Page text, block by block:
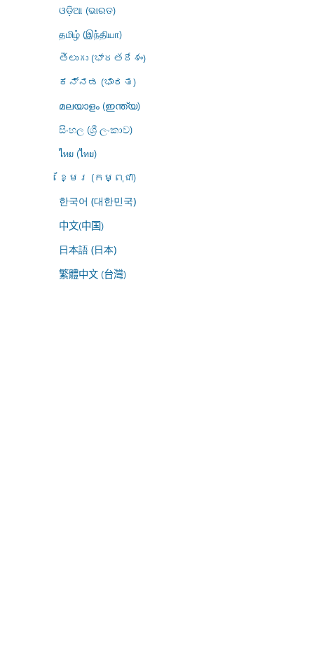
ଓଡ଼ିଆ (ଭାରତ)
தமிழ் (இந்தியா)
తెలుగు (భారతదేశం)
ಕನ್ನಡ (ಭಾರತ)
മലയാളം (ഇന്ത്യ)
සිංහල (ශ්‍රී ලංකාව)
ไทย (ไทย)
ខ្មែរ (កម្ពុជា)
한국어 (대한민국)
中文(中国)
日本語 (日本)
繁體中文 (台灣)